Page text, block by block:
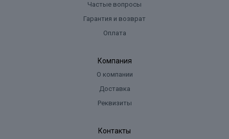
Частые вопросы
Гарантия и возврат
Оплата
Компания
О компании
Доставка
Реквизиты
Контакты